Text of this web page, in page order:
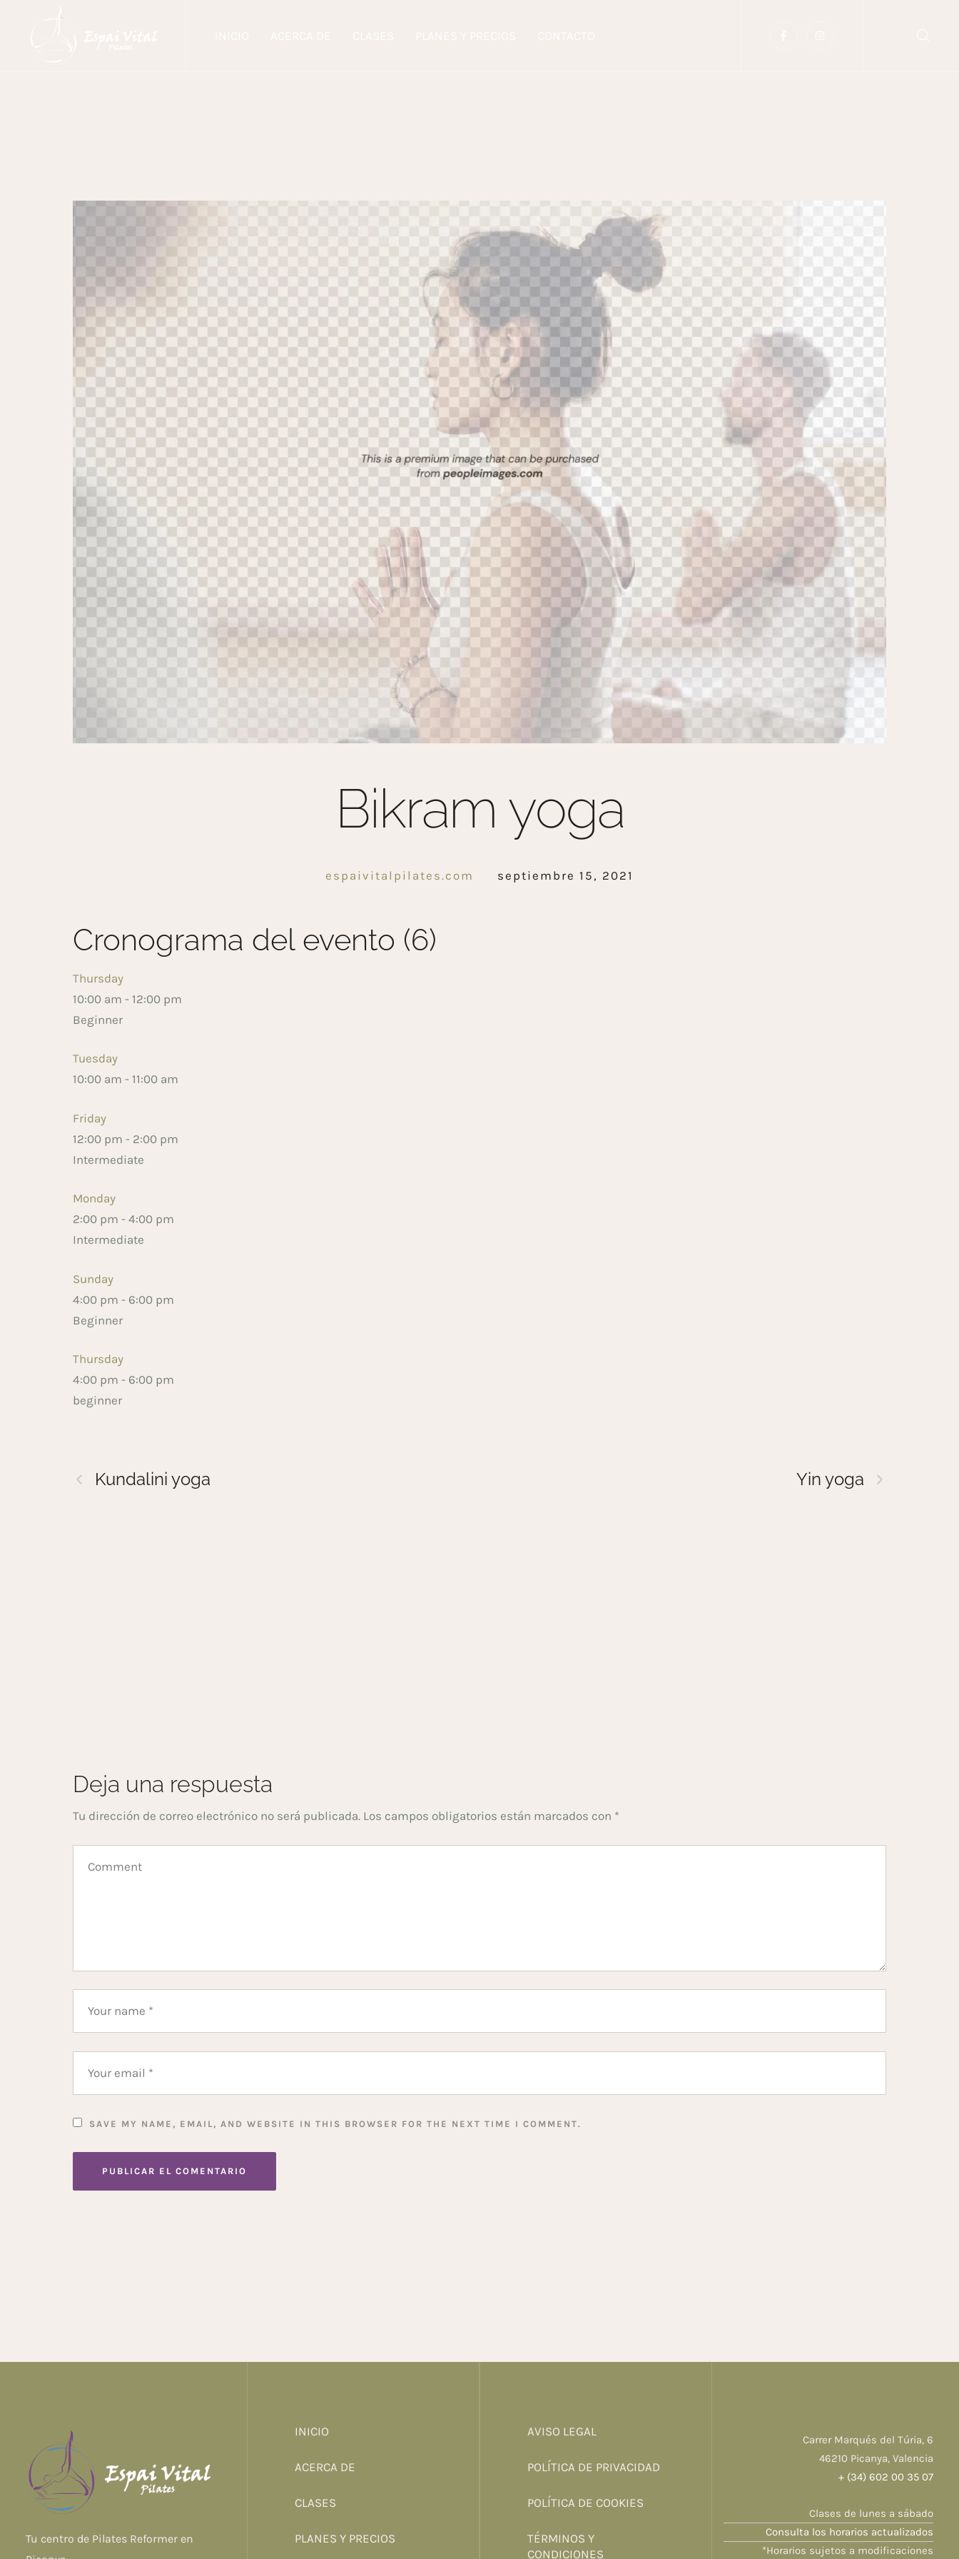
Bikram yoga
espaivitalpilates.com septiembre 15, 2021
Cronograma del evento (6)
Thursday
10:00 am - 12:00 pm
Beginner
Tuesday
10:00 am - 11:00 am
Friday
12:00 pm - 2:00 pm
Intermediate
Monday
2:00 pm - 4:00 pm
Intermediate
Sunday
4:00 pm - 6:00 pm
Beginner
Thursday
4:00 pm - 6:00 pm
beginner
Kundalini yoga Yin yoga
Deja una respuesta
Tu dirección de correo electrónico no será publicada. Los campos obligatorios están marcados con *
SAVE MY NAME, EMAIL, AND WEBSITE IN THIS BROWSER FOR THE NEXT TIME I COMMENT.
Tu centro de Pilates Reformer en
INICIO
ACERCA DE
CLASES
PLANES Y PRECIOS
AVISO LEGAL
POLÍTICA DE PRIVACIDAD
POLÍTICA DE COOKIES
TÉRMINOS Y
CONDICIONES
Carrer Marqués del Túria, 6
46210 Picanya, Valencia
+ (34) 602 00 35 07
Clases de lunes a sábado
Consulta los horarios actualizados
*Horarios sujetos a modificaciones